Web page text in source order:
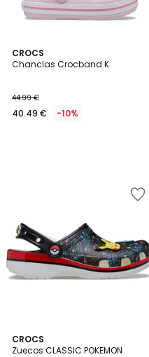
CROCS
Chanclas Crocband K
44.99 €
40.49 € -10%
CROCS
Zuecos CLASSIC POKEMON